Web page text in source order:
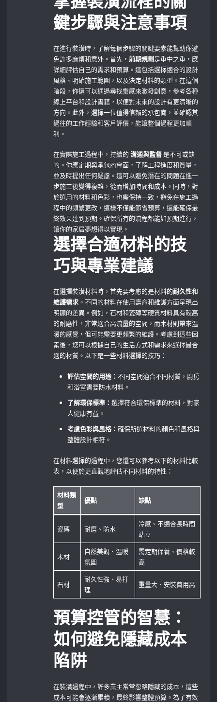
鍵步驟與注意事項
在進行裝潢時，了解每個步驟的關鍵要素能幫助你避
免許多麻煩和意外。首先，前期規劃是重中之重，應
詳細評估自己的需求和預算。這包括選擇適合的設計
風格、明確施工範圍，以及決定材料的類型。在這個
階段，你還可以通過尋找靈感來激發創意，參考各種
線上平台和設計書籍，以便對未來的設計有更清晰的
方向。此外，選擇一位值得信賴的承包商，並確認其
過往的工作經驗和客戶評價，能讓整個過程更加順
利。
在實際施工過程中，持續的溝通與監督是不可或缺
的。你應定期與承包商會面，了解工程進度和質量，
並及時提出任何疑慮。這可以避免潛在的問題在進一
步施工後變得複雜，從而增加時間和成本。同時，對
於選用的材料和色彩，也需保持一致，避免在施工過
程中的頻繁更改，這樣不僅能節省預算，還能確保最
終效果達到預期。確保所有的流程都能如預期進行，
讓你的家居夢想得以實現。
選擇合適材料的技
巧與專業建議
在選擇裝潢材料時，首先要考慮的是材料的耐久性和
維護需求 。不同的材料在使用壽命和維護方面呈現出
明顯的差異。例如，石材和瓷磚等硬質材料具有較高
的耐磨性，非常適合高流量的空間，而木材則帶來温
暖的感覺，但可能需要更頻繁的維護。考慮到這些因
素後，您可以根據自己的生活方式和需求來選擇最合
適的材質。以下是一些材料選擇的技巧：
評估空間的用途：不同空間適合不同材質，廚房
和浴室需要防水材料。
了解環保標準：選擇符合環保標準的材料，對家
人健康有益。
考慮色彩與風格：確保所選材料的顏色和風格與
整體設計相符。
在材料選擇的過程中，您還可以參考以下的材料比較
表，以便於更直觀地評估不同材料的特性：
材料類
型
優點 缺點
瓷磚 耐磨、防水
冷感、不適合長時間
站立
木材
自然美觀、温暖
氛圍
需定期保養、價格較
高
石材
耐久性強、易打
理
重量大、安裝費用高
預算控管的智慧：
如何避免隱藏成本
陷阱
在裝潢過程中，許多業主常常忽略隱藏的成本，這些
成本可能會逐漸累積，最終影響整體預算。為了有效